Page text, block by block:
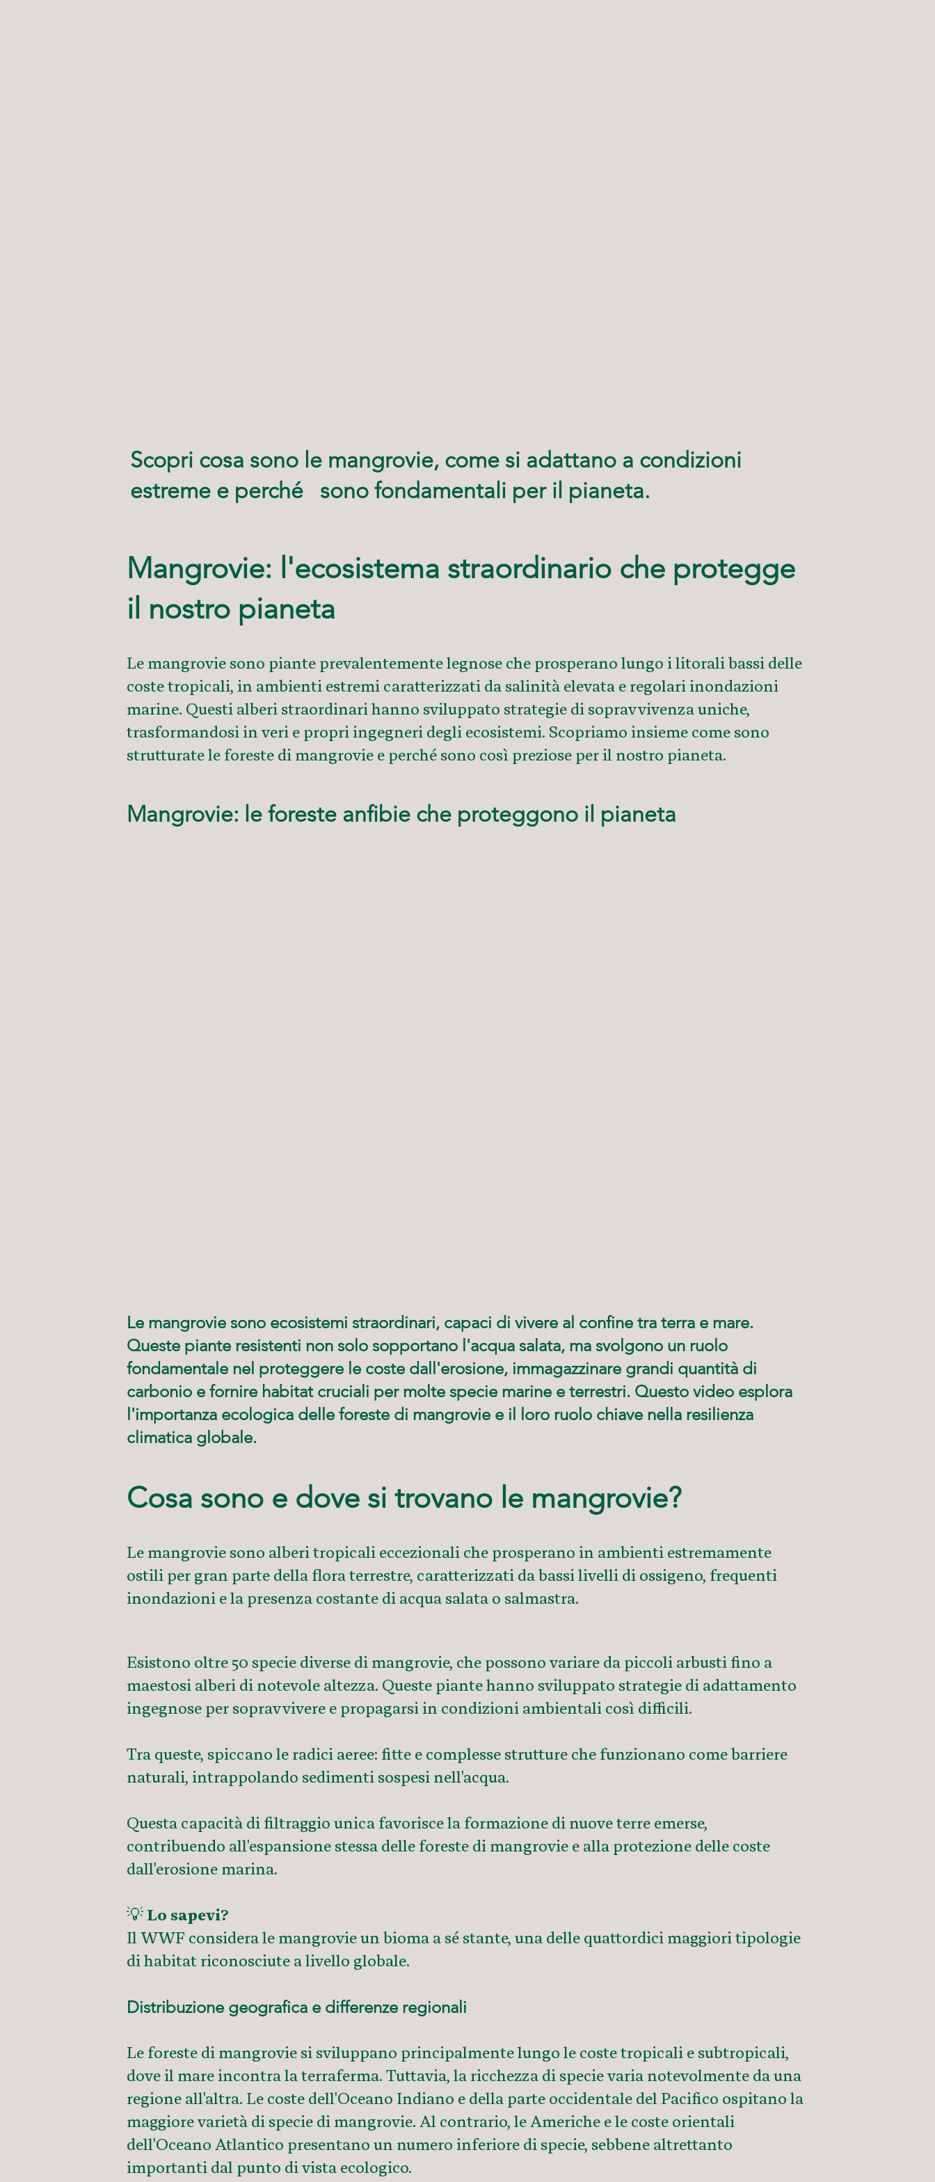
Scopri cosa sono le mangrovie, come si adattano a condizioni
estreme e perché sono fondamentali per il pianeta.
Mangrovie: l'ecosistema straordinario che protegge
il nostro pianeta
Le mangrovie sono piante prevalentemente legnose che prosperano lungo i litorali bassi delle
coste tropicali, in ambienti estremi caratterizzati da salinità elevata e regolari inondazioni
marine. Questi alberi straordinari hanno sviluppato strategie di sopravvivenza uniche,
trasformandosi in veri e propri ingegneri degli ecosistemi. Scopriamo insieme come sono
strutturate le foreste di mangrovie e perché sono così preziose per il nostro pianeta.
Mangrovie: le foreste anfibie che proteggono il pianeta
Le mangrovie sono ecosistemi straordinari, capaci di vivere al confine tra terra e mare.
Queste piante resistenti non solo sopportano l'acqua salata, ma svolgono un ruolo
fondamentale nel proteggere le coste dall'erosione, immagazzinare grandi quantità di
carbonio e fornire habitat cruciali per molte specie marine e terrestri. Questo video esplora
l'importanza ecologica delle foreste di mangrovie e il loro ruolo chiave nella resilienza
climatica globale.
Cosa sono e dove si trovano le mangrovie?
Le mangrovie sono alberi tropicali eccezionali che prosperano in ambienti estremamente
ostili per gran parte della flora terrestre, caratterizzati da bassi livelli di ossigeno, frequenti
inondazioni e la presenza costante di acqua salata o salmastra.
Esistono oltre 50 specie diverse di mangrovie, che possono variare da piccoli arbusti fino a
maestosi alberi di notevole altezza. Queste piante hanno sviluppato strategie di adattamento
ingegnose per sopravvivere e propagarsi in condizioni ambientali così difficili.
Tra queste, spiccano le radici aeree: fitte e complesse strutture che funzionano come barriere
naturali, intrappolando sedimenti sospesi nell'acqua.
Questa capacità di filtraggio unica favorisce la formazione di nuove terre emerse,
contribuendo all'espansione stessa delle foreste di mangrovie e alla protezione delle coste
dall'erosione marina.
💡 Lo sapevi?
Il WWF considera le mangrovie un bioma a sé stante, una delle quattordici maggiori tipologie
di habitat riconosciute a livello globale.
Distribuzione geografica e differenze regionali
Le foreste di mangrovie si sviluppano principalmente lungo le coste tropicali e subtropicali,
dove il mare incontra la terraferma. Tuttavia, la ricchezza di specie varia notevolmente da una
regione all'altra. Le coste dell'Oceano Indiano e della parte occidentale del Pacifico ospitano la
maggiore varietà di specie di mangrovie. Al contrario, le Americhe e le coste orientali
dell'Oceano Atlantico presentano un numero inferiore di specie, sebbene altrettanto
importanti dal punto di vista ecologico.